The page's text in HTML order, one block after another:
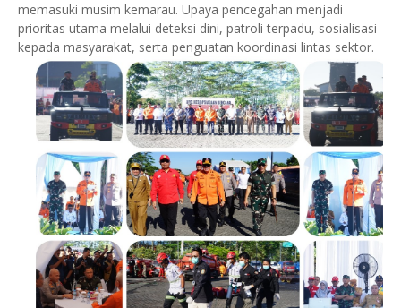
memasuki musim kemarau. Upaya pencegahan menjadi
prioritas utama melalui deteksi dini, patroli terpadu, sosialisasi
kepada masyarakat, serta penguatan koordinasi lintas sektor.